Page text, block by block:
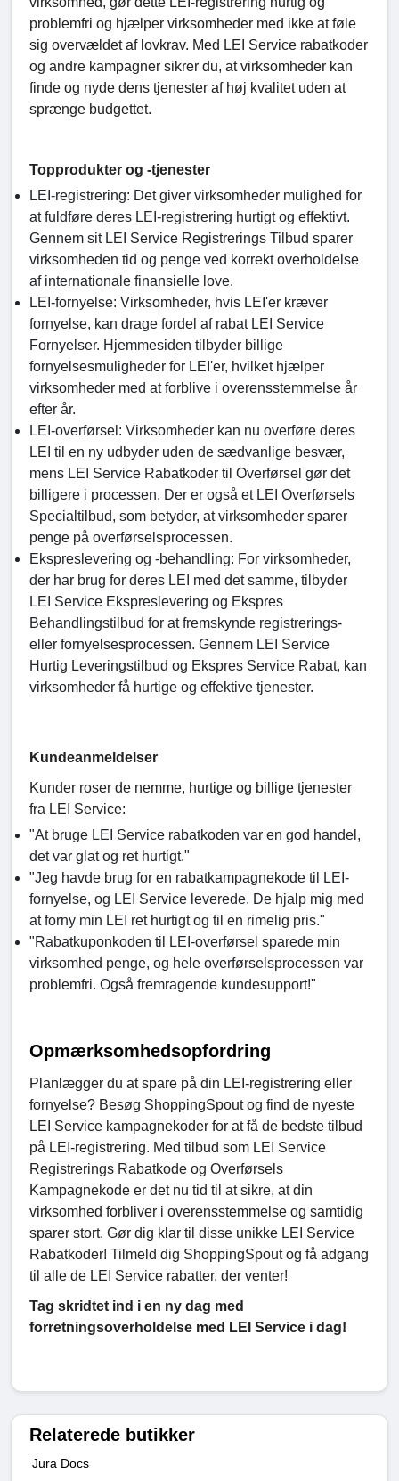
problemfri og hjælper virksomheder med ikke at føle
sig overvældet af lovkrav. Med LEI Service rabatkoder
og andre kampagner sikrer du, at virksomheder kan
finde og nyde dens tjenester af høj kvalitet uden at
sprænge budgettet.
Topprodukter og -tjenester
LEI-registrering: Det giver virksomheder mulighed for
at fuldføre deres LEI-registrering hurtigt og effektivt.
Gennem sit LEI Service Registrerings Tilbud sparer
virksomheden tid og penge ved korrekt overholdelse
af internationale finansielle love.
LEI-fornyelse: Virksomheder, hvis LEI'er kræver
fornyelse, kan drage fordel af rabat LEI Service
Fornyelser. Hjemmesiden tilbyder billige
fornyelsesmuligheder for LEI'er, hvilket hjælper
virksomheder med at forblive i overensstemmelse år
efter år.
LEI-overførsel: Virksomheder kan nu overføre deres
LEI til en ny udbyder uden de sædvanlige besvær,
mens LEI Service Rabatkoder til Overførsel gør det
billigere i processen. Der er også et LEI Overførsels
Specialtilbud, som betyder, at virksomheder sparer
penge på overførselsprocessen.
Ekspreslevering og -behandling: For virksomheder,
der har brug for deres LEI med det samme, tilbyder
LEI Service Ekspreslevering og Ekspres
Behandlingstilbud for at fremskynde registrerings-
eller fornyelsesprocessen. Gennem LEI Service
Hurtig Leveringstilbud og Ekspres Service Rabat, kan
virksomheder få hurtige og effektive tjenester.
Kundeanmeldelser
Kunder roser de nemme, hurtige og billige tjenester
fra LEI Service:
"At bruge LEI Service rabatkoden var en god handel,
det var glat og ret hurtigt."
"Jeg havde brug for en rabatkampagnekode til LEI-
fornyelse, og LEI Service leverede. De hjalp mig med
at forny min LEI ret hurtigt og til en rimelig pris."
"Rabatkuponkoden til LEI-overførsel sparede min
virksomhed penge, og hele overførselsprocessen var
problemfri. Også fremragende kundesupport!"
Opmærksomhedsopfordring
Planlægger du at spare på din LEI-registrering eller
fornyelse? Besøg ShoppingSpout og find de nyeste
LEI Service kampagnekoder for at få de bedste tilbud
på LEI-registrering. Med tilbud som LEI Service
Registrerings Rabatkode og Overførsels
Kampagnekode er det nu tid til at sikre, at din
virksomhed forbliver i overensstemmelse og samtidig
sparer stort. Gør dig klar til disse unikke LEI Service
Rabatkoder! Tilmeld dig ShoppingSpout og få adgang
til alle de LEI Service rabatter, der venter!
Tag skridtet ind i en ny dag med
forretningsoverholdelse med LEI Service i dag!
Relaterede butikker
Jura Docs